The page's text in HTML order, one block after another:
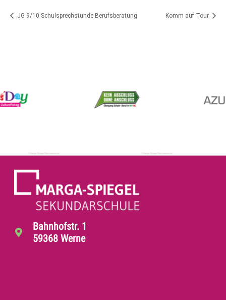
JG 9/10 Schulsprechstunde Berufsberatung Komm auf Tour
Bahnhofstr. 1
59368 Werne